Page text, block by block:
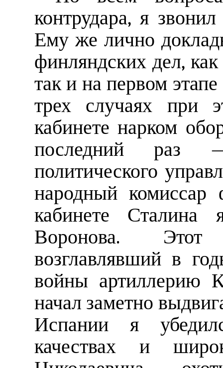
контрудара, я
Ему же лично
финляндских дел,
так и на первом
трех случаях при
кабинете нарком
последний раз
политического
народный
кабинете
Воронова. Этот
возглавлявший в
войны артиллерию
начал заметно
Испании я
качествах и